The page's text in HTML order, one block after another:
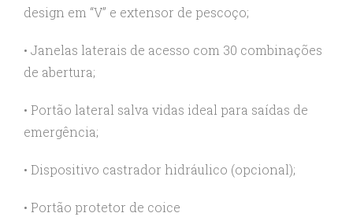
design em “V” e extensor de pescoço;
• Janelas laterais de acesso com 30 combinações
de abertura;
• Portão lateral salva vidas ideal para saídas de
emergência;
• Dispositivo castrador hidráulico (opcional);
• Portão protetor de coice